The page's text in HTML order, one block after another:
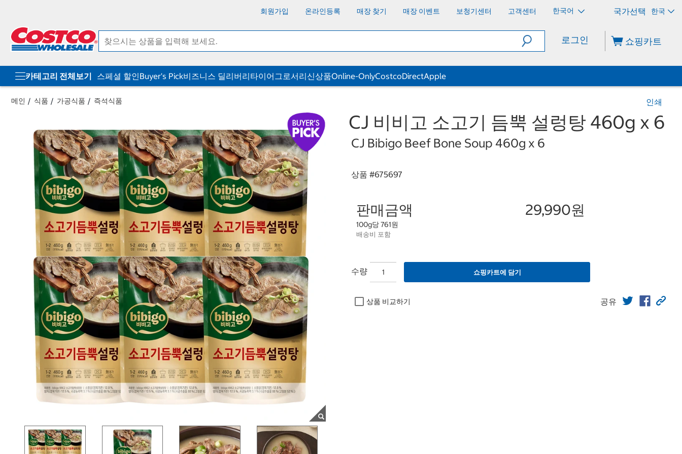
회원가입 온라인등록 매장 찾기 매장 이벤트 보청기센터 고객센터 한국어 한국
로그인 쇼핑카트
카테고리 전체보기 스페셜 할인Buyer's Pick비즈니스 딜리버리타이어그로서리신상품Online-OnlyCostcoDirectApple
메인 식품 가공식품 즉석식품 인쇄
CJ 비비고 소고기 듬뿍 설렁탕 460g x 6
CJ Bibigo Beef Bone Soup 460g x 6
상품 #675697
판매금액 29,990원
100g당 761원
배송비 포함
수량 쇼핑카트에 담기
상품 비교하기 공유